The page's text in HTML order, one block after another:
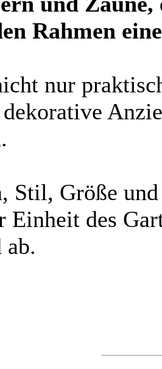
Rahmen
nur
dekorative
Stil, Größe
Einheit des
ab.